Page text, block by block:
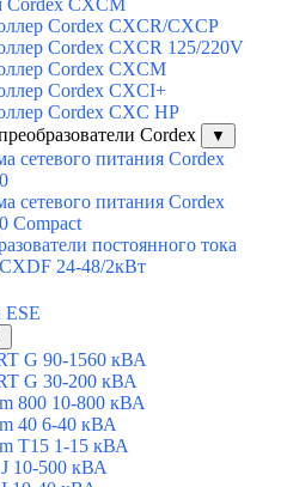
Cordex CXCM
Cordex CXCR/CXCP
Cordex CXCR 125/220V
Cordex CXCM
Cordex CXCI+
Cordex CXC HP
Cordex
▼
сетевого питания Cordex
сетевого питания Cordex
Compact
постоянного тока
24-48/2кВт
ESE
G 90-1560 кВА
G 30-200 кВА
800 10-800 кВА
40 6-40 кВА
T15 1-15 кВА
10-500 кВА